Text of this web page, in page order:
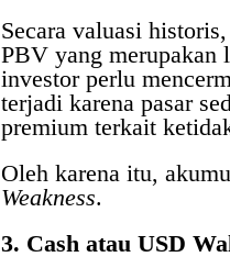
Secara valuasi
PBV yang merupakan
investor perlu
terjadi karena pasar
premium terkait
Oleh karena itu,
Weakness.
3. Cash atau USD